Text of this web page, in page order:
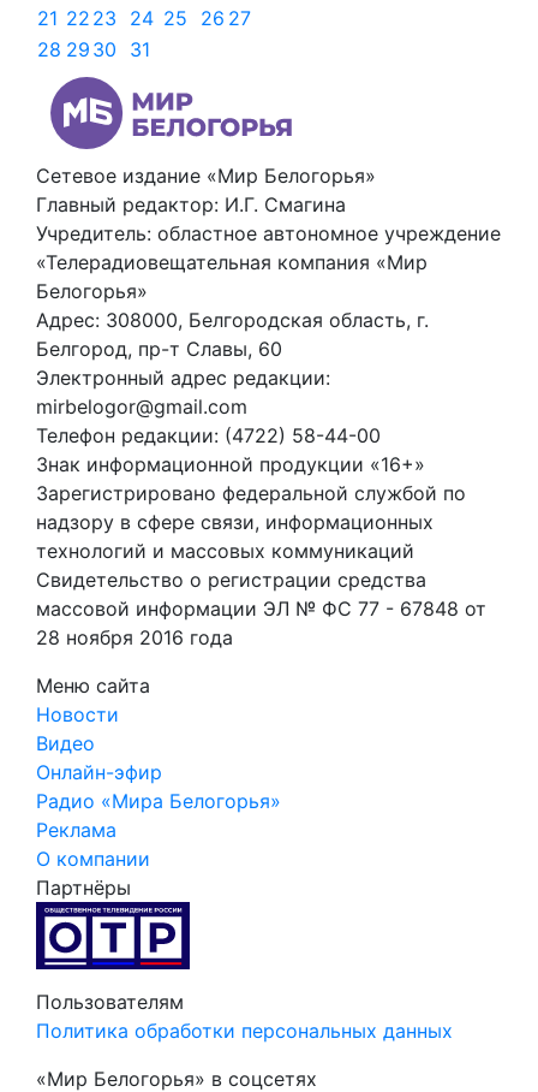
21 22 23 24 25 26 27
28 29 30 31
Сетевое издание «Мир Белогорья»
Главный редактор: И.Г. Смагина
Учредитель: областное автономное учреждение
«Телерадиовещательная компания «Мир
Белогорья»
Адрес: 308000, Белгородская область, г.
Белгород, пр-т Славы, 60
Электронный адрес редакции:
mirbelogor@gmail.com
Телефон редакции: (4722) 58-44-00
Знак информационной продукции «16+»
Зарегистрировано федеральной службой по
надзору в сфере связи, информационных
технологий и массовых коммуникаций
Свидетельство о регистрации средства
массовой информации ЭЛ № ФС 77 - 67848 от
28 ноября 2016 года
Меню сайта
Новости
Видео
Онлайн-эфир
Радио «Мира Белогорья»
Реклама
О компании
Партнёры
Пользователям
Политика обработки персональных данных
«Мир Белогорья» в соцсетях